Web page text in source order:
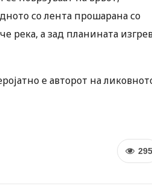
со лента прошарана со
река, а зад планината
е авторот на
295